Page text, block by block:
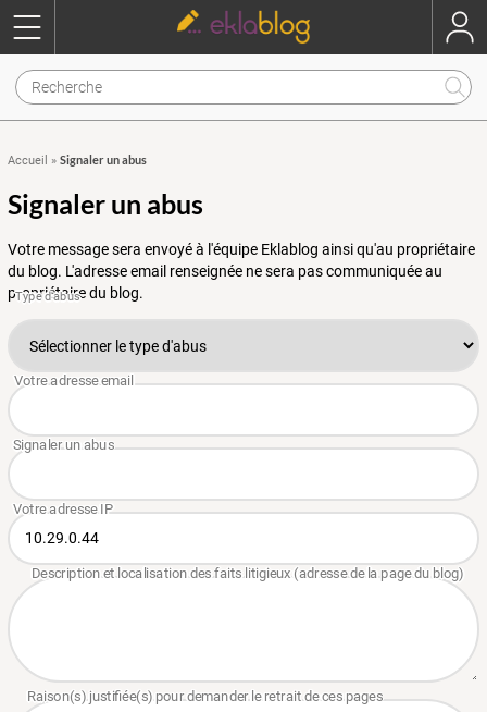
Accueil » Signaler un abus
Signaler un abus
Votre message sera envoyé à l'équipe Eklablog ainsi qu'au propriétaire
du blog. L'adresse email renseignée ne sera pas communiquée au
propriétaire du blog.